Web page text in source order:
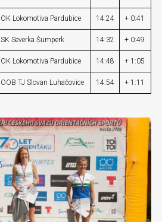
OK Lokomotiva Pardubice 14:24 + 0:41
SK Severka Šumperk 14:32 + 0:49
OK Lokomotiva Pardubice 14:48 + 1:05
OOB TJ Slovan Luhačovice 14:54 + 1:11